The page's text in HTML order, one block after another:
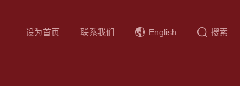
设为首页 联系我们 English 搜索